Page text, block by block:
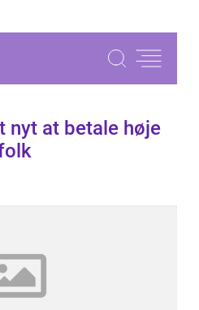
nyt at betale høje